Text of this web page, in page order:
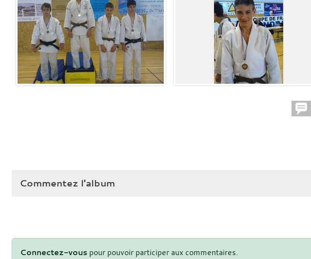
Commentez l'album
Connectez-vous pour pouvoir participer aux commentaires.